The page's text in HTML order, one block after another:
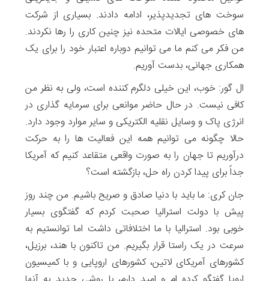
سوخت های تجدیدپذیر، ادامه دادند. بسیاری از شرکت
های خصوصی ایالات متحده نیز چنین کاری را رها نکردند.
من فکر می کنم ما می توانیم دوباره اعتبار خود را برای یک
همکاری جهانی، بدست آوریم.
ال گور: خوب، این خیلی دلگرم کننده است، ولی به نظر من
کافی نیست. در حال حاضر موانعی برای سرمایه گذاری در
انرژی پاک و وسایل نقلیه الکتریکی و سایر موارد وجود دارد.
حالا چگونه می توانیم همه این فعالیت ها را به حرکت
درآوریم تا جهان را به صورت واقعی متقاعد کنیم که آمریکا
جداً برای پیدا کردن راه حل، بازگشته است؟
جان کری: ما باید با دنیا صادق و صریح باشیم. من چند روز
پیش با دولت استرالیا صحبت کردم که گفتگوی بسیار
خوبی بود. استرالیا با ما اختلافاتی داشت اما توانستیم به
سرعت در یک راستا قرار بگیریم. من تاکنون با هند، برزیل،
کشورهای آمریکای لاتین، کشورهای اروپایی و با کمیسیون